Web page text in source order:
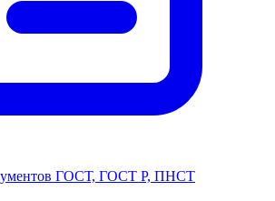
ГОСТ, ГОСТ Р, ПНСТ